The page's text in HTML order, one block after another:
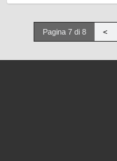
Pagina 7 di 8 <